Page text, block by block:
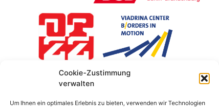
Cookie-Zustimmung
verwalten
Um Ihnen ein optimales Erlebnis zu bieten, verwenden wir Technologien